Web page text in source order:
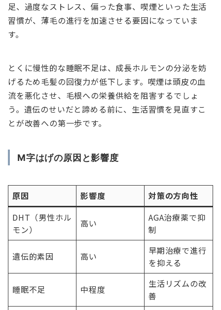
足、過度なストレス、偏った食事、喫煙といった生活
習慣が、薄毛の進行を加速させる要因になっていま
す。
とくに慢性的な睡眠不足は、成長ホルモンの分泌を妨
げるため毛髪の回復力が低下します。喫煙は頭皮の血
流を悪化させ、毛根への栄養供給を阻害するでしょ
う。遺伝のせいだと諦める前に、生活習慣を見直すこ
とが改善への第一歩です。
M字はげの原因と影響度
原因 影響度
対策の方向性
DHT（男性ホル
モン）
高い
AGA治療薬で抑
制
遺伝的素因 高い
早期治療で進行
を抑える
睡眠不足 中程度
生活リズムの改
善